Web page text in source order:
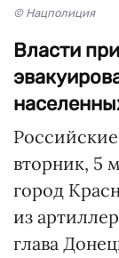
© Нацполиция
Власти
вторник, 5
город
из
глава